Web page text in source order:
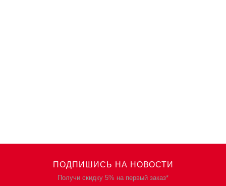
ПОДПИШИСЬ НА НОВОСТИ
Получи скидку 5% на первый заказ*